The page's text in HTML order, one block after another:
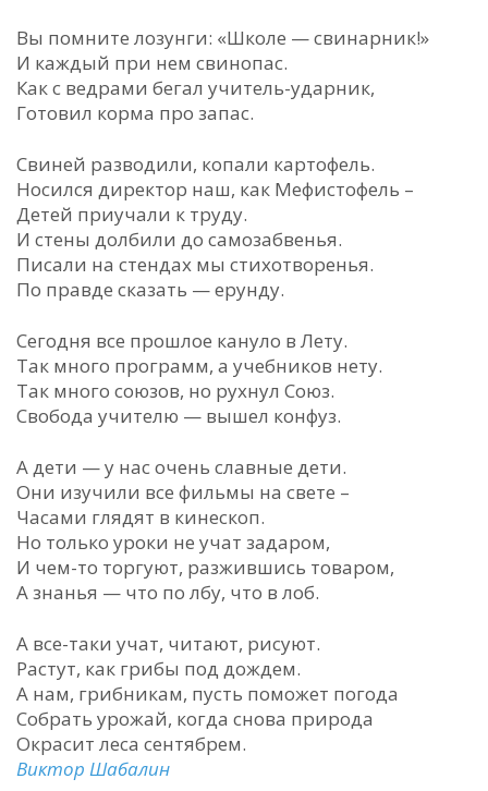
Вы помните лозунги: «Школе — свинарник!»
И каждый при нем свинопас.
Как с ведрами бегал учитель-ударник,
Готовил корма про запас.
Свиней разводили, копали картофель.
Носился директор наш, как Мефистофель –
Детей приучали к труду.
И стены долбили до самозабвенья.
Писали на стендах мы стихотворенья.
По правде сказать — ерунду.
Сегодня все прошлое кануло в Лету.
Так много программ, а учебников нету.
Так много союзов, но рухнул Союз.
Свобода учителю — вышел конфуз.
А дети — у нас очень славные дети.
Они изучили все фильмы на свете –
Часами глядят в кинескоп.
Но только уроки не учат задаром,
И чем-то торгуют, разжившись товаром,
А знанья — что по лбу, что в лоб.
А все-таки учат, читают, рисуют.
Растут, как грибы под дождем.
А нам, грибникам, пусть поможет погода
Собрать урожай, когда снова природа
Окрасит леса сентябрем.
Виктор Шабалин